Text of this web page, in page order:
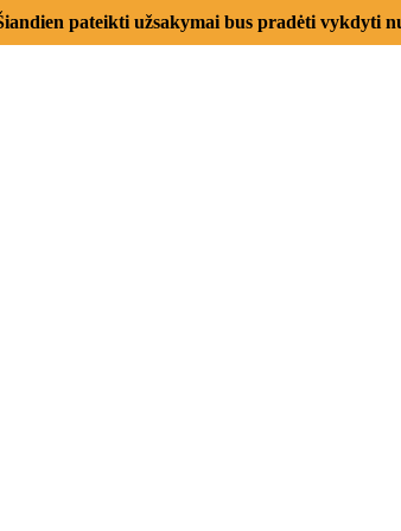
pateikti užsakymai bus pradėti vykdyti